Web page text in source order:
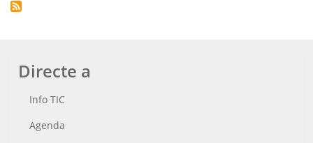
Directe a
Info TIC
Agenda